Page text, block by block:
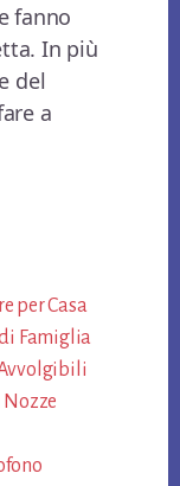
fanno
In più
del
a
per Casa
Famiglia
Avvolgibili
Nozze